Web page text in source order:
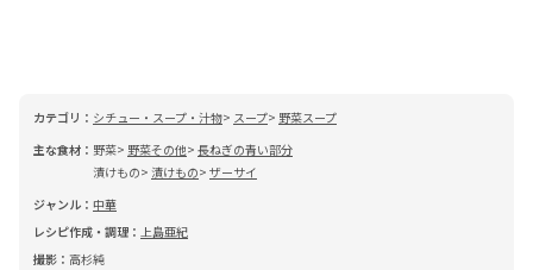
カテゴリ： シチュー・スープ・汁物 スープ
野菜スープ
主な食材： 野菜 野菜その他 長ねぎの青い部分
漬けもの
漬けもの
ザーサイ
ジャンル： 中華
レシピ作成・調理： 上島亜紀
撮影： 高杉純